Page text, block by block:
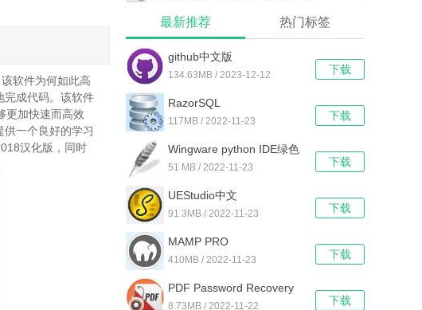
软件为何如此高
完成代码。该软件
更加快速而高效
一个良好的学习
汉化版，同时
最新推荐 热门标签
下载
github中文版
134.63MB / 2023-12-12
下载
RazorSQL
117MB / 2022-11-23
下载
Wingware python IDE绿色
版
51 MB / 2022-11-23
下载
UEStudio中文
91.3MB / 2022-11-23
下载
MAMP PRO
410MB / 2022-11-23
下载
PDF Password Recovery
Pro
8.73MB / 2022-11-22